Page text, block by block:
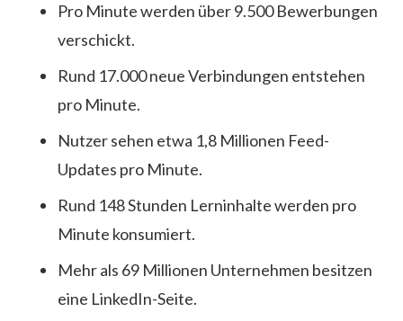
Pro Minute werden über 9.500 Bewerbungen
verschickt.
Rund 17.000 neue Verbindungen entstehen
pro Minute.
Nutzer sehen etwa 1,8 Millionen Feed-
Updates pro Minute.
Rund 148 Stunden Lerninhalte werden pro
Minute konsumiert.
Mehr als 69 Millionen Unternehmen besitzen
eine LinkedIn-Seite.